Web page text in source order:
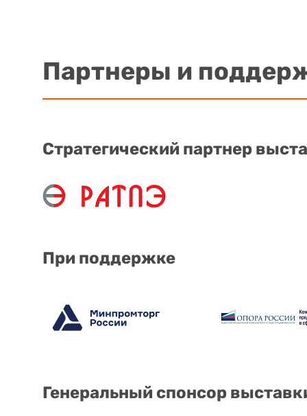
Партнеры и
Стратегический партнер
При поддержке
Генеральный спонсор